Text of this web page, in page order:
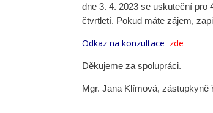
dne 3. 4. 2023 se uskuteční pro
čtvrtletí. Pokud máte zájem,
Odkaz na konzultace zde
Děkujeme za spolupráci.
Mgr. Jana Klímová, zástupkyně